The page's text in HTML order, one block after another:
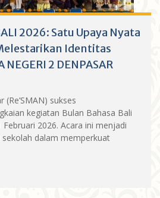
2026: Satu Upaya Nyata
Identitas
2 DENPASAR
sukses
kegiatan Bulan Bahasa Bali
2026. Acara ini menjadi
dalam memperkuat